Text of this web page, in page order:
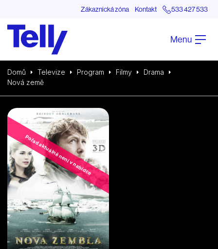
Zákaznická zóna Kontakt 533 427 533
Menu
Domů Televize Program Filmy
Drama
Nová země
Pořad aktuálně není v nabídce